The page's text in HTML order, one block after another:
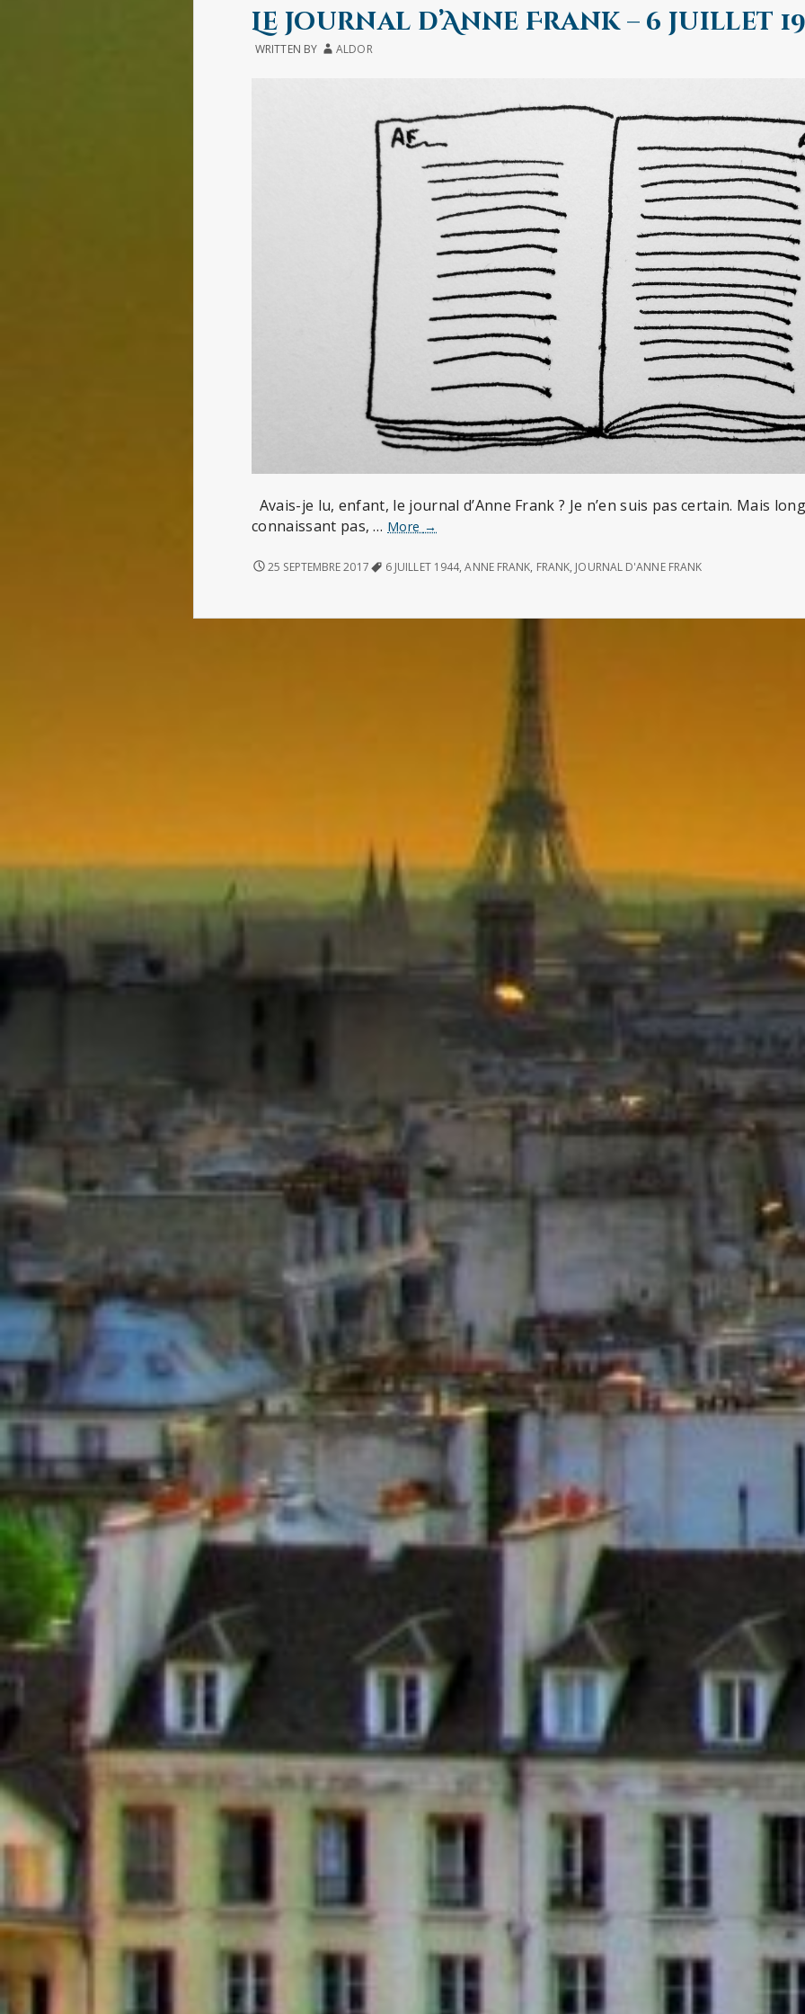
Le journal d’Anne Frank – 6 juillet
WRITTEN BY ALDOR
Avais-je lu, enfant, le journal d’Anne Frank ? Je n’en suis pas certain. Mais
connaissant pas, … More Le
d’Anne
6
→
LE
25 SEPTEMBRE 2017 6 JUILLET 1944,ANNE FRANK, FRANK, JOURNAL D'ANNE FRANK